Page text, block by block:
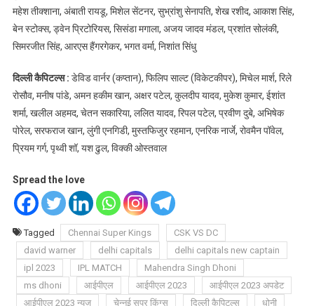
महेश तीक्शाना, अंबाती रायडू, मिशेल सेंटनर, सुभ्रांशु सेनापति, शेख रशीद, आकाश सिंह,
बेन स्टोक्स, ड्वेन प्रिटोरियस, सिसंडा मगाला, अजय जादव मंडल, प्रशांत सोलंकी,
सिमरजीत सिंह, आरएस हैंगरगेकर, भगत वर्मा, निशांत सिंधु
दिल्ली कैपिटल्स: डेविड वार्नर (कप्तान), फिलिप साल्ट (विकेटकीपर), मिचेल मार्श, रिले
रोसौव, मनीष पांडे, अमन हकीम खान, अक्षर पटेल, कुलदीप यादव, मुकेश कुमार, ईशांत
शर्मा, खलील अहमद, चेतन सकारिया, ललित यादव, रिपल पटेल, प्रवीण दुबे, अभिषेक
पोरेल, सरफराज खान, लुंगी एनगिडी, मुस्तफिजुर रहमान, एनरिक नार्जे, रोवमैन पॉवेल,
प्रियम गर्ग, पृथ्वी शॉ, यश ढुल, विक्की ओस्तवाल
Spread the love
Tagged Chennai Super Kings
CSK VS DC
david warner
delhi capitals
delhi capitals new captain
ipl 2023
IPL MATCH
Mahendra Singh Dhoni
ms dhoni
आईपीएल आईपीएल 2023
आईपीएल 2023 अपडेट
आईपीएल 2023 न्यूज
चेन्नई सुपर किंग्स दिल्ली कैपिटल्स
धोनी